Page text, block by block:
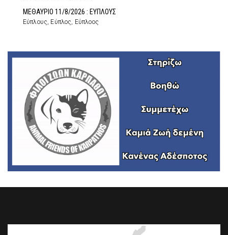
ΜΕΘΑΥΡΙΟ 11/8/2026 : ΕΥΠΛΟΥΣ
Εύπλους, Εύπλος, Εύπλοος